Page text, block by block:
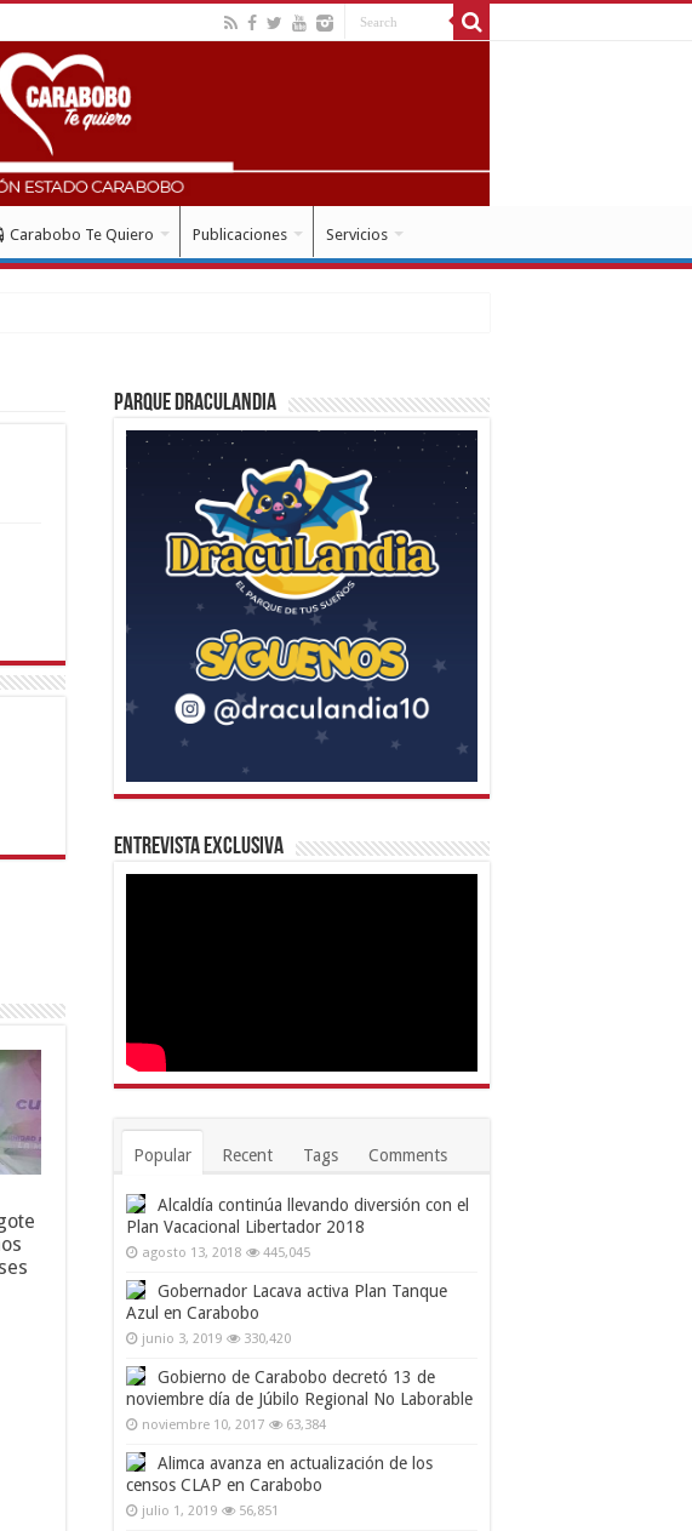
Carabobo Te Quiero Publicaciones Servicios
vene
Parque Draculandia
Entrevista Exclusiva
Popular Recent Tags Comments
Alcaldía continúa llevando diversión con el
Plan Vacacional Libertador 2018
agosto 13, 2018 445,045
Gobernador Lacava activa Plan Tanque
Azul en Carabobo
junio 3, 2019 330,420
Gobierno de Carabobo decretó 13 de
noviembre día de Júbilo Regional No Laborable
noviembre 10, 2017 63,384
Alimca avanza en actualización de los
censos CLAP en Carabobo
julio 1, 2019 56,851